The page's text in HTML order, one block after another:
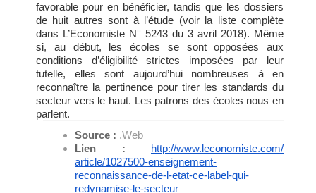
favorable pour en bénéficier, tandis que les dossiers
de huit autres sont à l’étude (voir la liste complète
dans L’Economiste N° 5243 du 3 avril 2018). Même
si, au début, les écoles se sont opposées aux
conditions d’éligibilité strictes imposées par leur
tutelle, elles sont aujourd’hui nombreuses à en
reconnaître la pertinence pour tirer les standards du
secteur vers le haut. Les patrons des écoles nous en
parlent.
Source : .Web
Lien : http://www.leconomiste.com/
article/1027500-enseignement-
reconnaissance-de-l-etat-ce-label-qui-
redynamise-le-secteur